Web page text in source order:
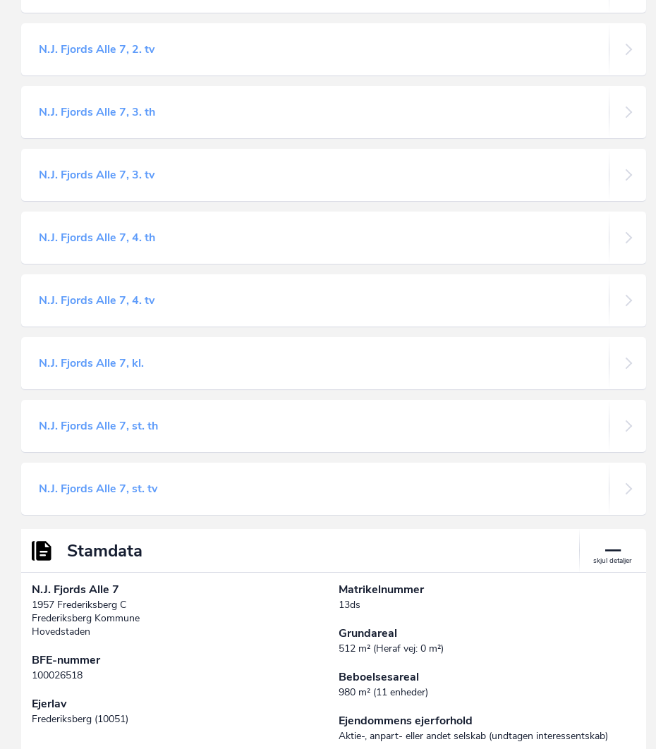
N.J. Fjords Alle 7, 2. tv
N.J. Fjords Alle 7, 3. th
N.J. Fjords Alle 7, 3. tv
N.J. Fjords Alle 7, 4. th
N.J. Fjords Alle 7, 4. tv
N.J. Fjords Alle 7, kl.
N.J. Fjords Alle 7, st. th
N.J. Fjords Alle 7, st. tv
Stamdata
N.J. Fjords Alle 7
1957 Frederiksberg C
Frederiksberg Kommune
Hovedstaden
BFE-nummer
100026518
Ejerlav
Frederiksberg (10051)
Matrikelnummer
13ds
Grundareal
512 m² (Heraf vej: 0 m²)
Beboelsesareal
980 m² (11 enheder)
Ejendommens ejerforhold
Aktie-, anpart- eller andet selskab (undtagen interessent­skab)